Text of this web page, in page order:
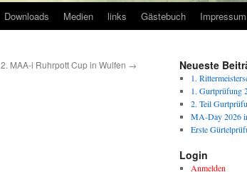
Downloads Medien links Gästebuch Impressum
2. MAA-i Ruhrpott Cup in Wulfen → Neueste
1.
1. Gurtprüfung
2. Teil
MA-Day 2026
Erste
Login
Anmelden